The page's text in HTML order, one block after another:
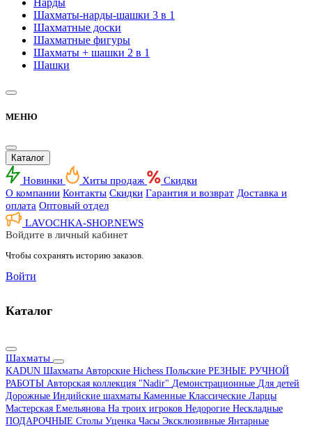
Нарды
Шахматы-нарды-шашки 3 в 1
Шахматные доски
Шахматные фигуры
Шахматы + шашки 2 в 1
Шашки
МЕНЮ
Каталог
Новинки Хиты продаж
Скидки
О компании Контакты Скидки Гарантия и возврат Доставка и
оплата Оптовый отдел
LAVOCHKA-SHOP.NEWS
Войдите в личный кабинет
Чтобы сохранять историю заказов.
Войти
Каталог
Шахматы
KADUN Шахматы Авторские Hichess Польские РЕЗНЫЕ РУЧНОЙ
РАБОТЫ Авторская коллекция "Nadir" Демонстрационные Для детей
Дорожные Индийские шахматы Каменные Классические Ларцы
Мастерская Емельянова На троих игроков Недорогие Нескладные
ПОДАРОЧНЫЕ Столы Уценка Часы Эксклюзивные Янтарные